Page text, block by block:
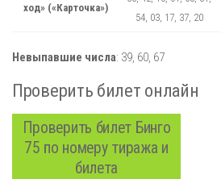
ход» («Карточка»)
54, 03, 17, 37, 20
Невыпавшие числа: 39, 60, 67
Проверить билет онлайн
Проверить билет Бинго
75 по номеру тиража и
билета